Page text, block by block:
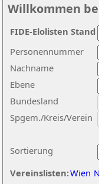
Willkommen
Nachname
Ebene
Sortierung
Personennummer
Bundesland
Spgem./Kreis/Verein
Vereinslisten:Wien
FIDE-Elolisten Stand